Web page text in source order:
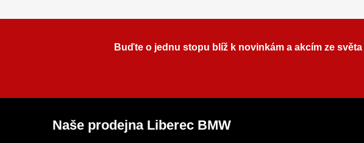
Buďte o jednu stopu blíž k novinkám a akcím ze
Naše prodejna Liberec BMW